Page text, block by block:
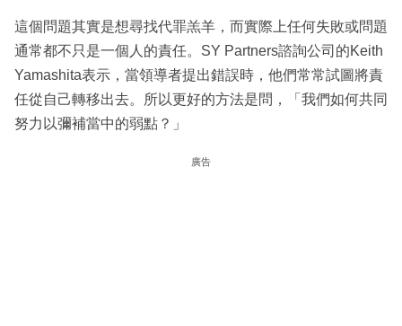
這個問題其實是想尋找代罪羔羊，而實際上任何失敗或問題
通常都不只是一個人的責任。SY Partners諮詢公司的Keith
Yamashita表示，當領導者提出錯誤時，他們常常試圖將責
任從自己轉移出去。所以更好的方法是問，「我們如何共同
努力以彌補當中的弱點？」
廣告